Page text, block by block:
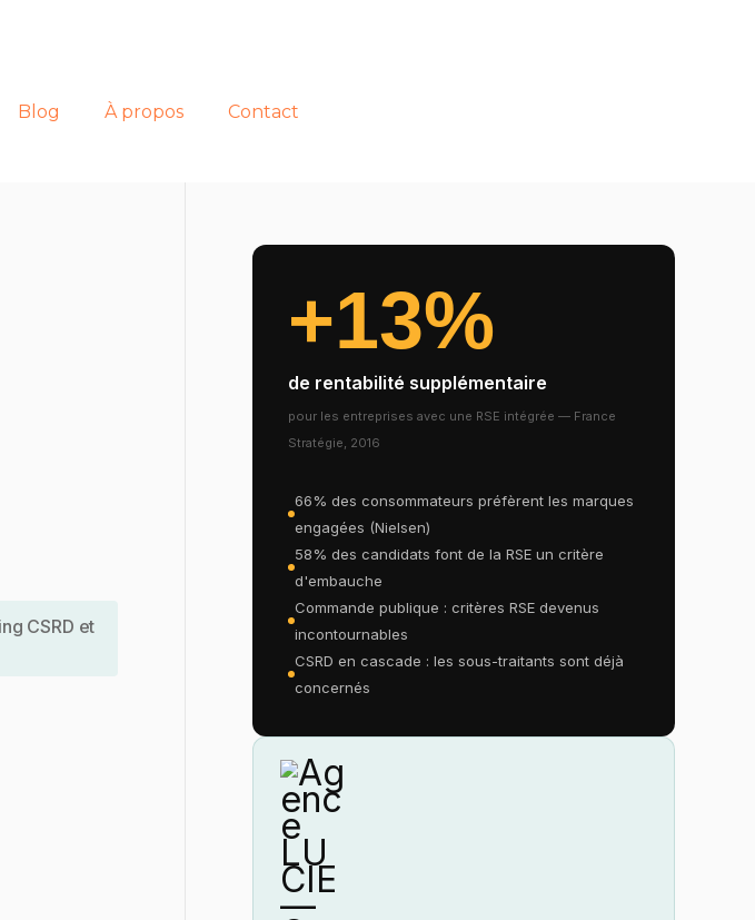
Blog À propos Contact
CSRD et
+13%
de rentabilité supplémentaire
pour les entreprises avec une RSE intégrée — France
Stratégie, 2016
66% des consommateurs préfèrent les marques
engagées (Nielsen)
58% des candidats font de la RSE un critère
d'embauche
Commande publique : critères RSE devenus
incontournables
CSRD en cascade : les sous-traitants sont déjà
concernés